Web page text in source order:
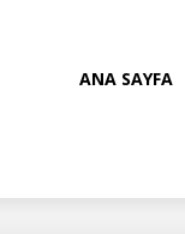
ANA SAYFA